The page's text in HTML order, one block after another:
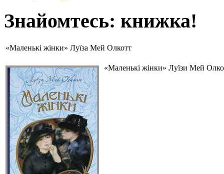
Знайомтесь: книжка!
«Маленькі жінки» Луїза Мей Олкотт
«Маленькі жінки» Луїзи Мей